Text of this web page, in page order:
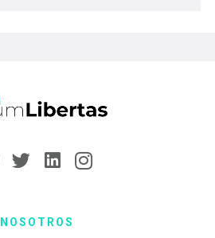
NOSOTROS